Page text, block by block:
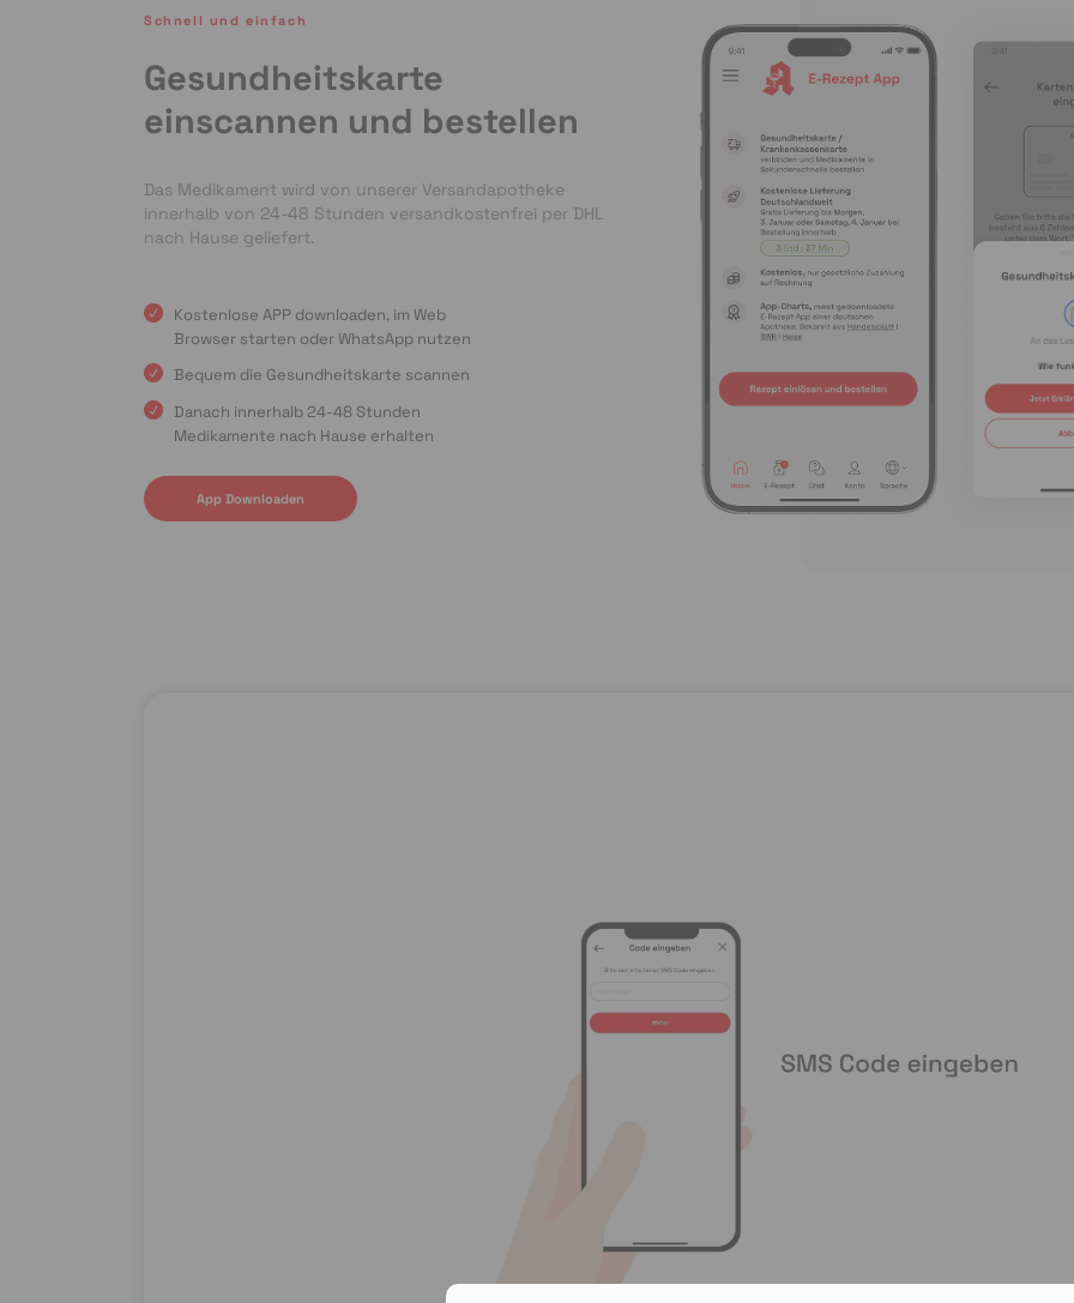
Schnell und einfach
Gesundheitskarte
einscannen und bestellen
Das Medikament wird von unserer Versandapotheke
innerhalb von 24-48 Stunden versandkostenfrei per DHL
nach Hause geliefert.
Kostenlose APP downloaden, im Web
Browser starten oder WhatsApp nutzen
Bequem die Gesundheitskarte scannen
Danach innerhalb 24-48 Stunden
Medikamente nach Hause erhalten
App Downloaden